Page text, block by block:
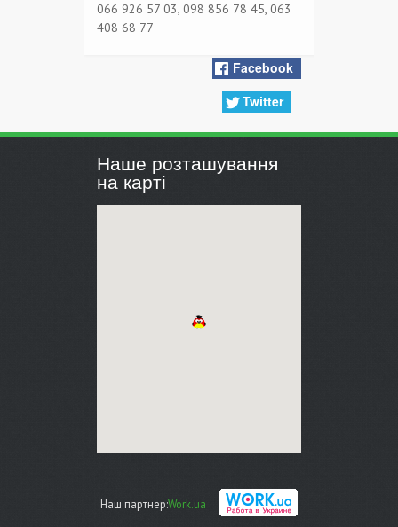
066 926 57 03, 098 856 78 45, 063
408 68 77
Facebook
Twitter
Наше розташування
на карті
Наш партнер:Work.ua